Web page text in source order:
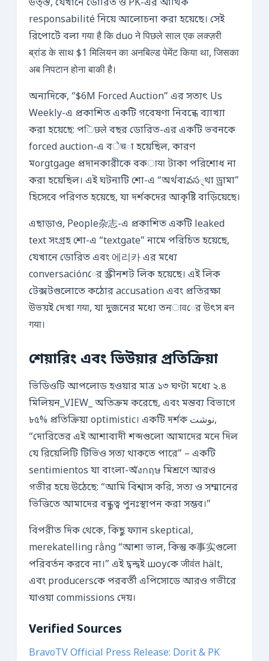
উত্স্ত, যেখানে ডোরিত ও PK-এর আর্থিক
responsabilité নিয়ে আলোচনা করা হয়েছে। সেই
রিপোর্টে বলা गया है कि duo ने पिछले साल एक लक्ज़री
ब्रांड के साथ $1 मिलियन का अनबिल्ड पेमेंट किया था, जिसका
अब निपटान होना बाकी है।
অন্যদিকে, “$6M Forced Auction” এর সত্যৎ Us
Weekly-এ প্রকাশিত একটি গবেষণা নিবন্ধে ব্যাখ্যা
করা হয়েছে: পिछले বছর ডোরিত-এর একটি ভবনকে
forced auction-এ বेचা হয়েছিল, কারণ
মorgtgage প্রদানকারীকে বকाया টাকা পরিশোধ না
করা হয়েছিল। এই ঘটনাটি শো-এ “অর্থব্যవస্থা ড্রামা”
হিসেবে পরিণত হয়েছে, যা দর্শকদের আকৃষ্টি বাড়িয়েছে।
এছাড়াও, People杂志-এ প্রকাশিত একটি leaked
text সংগ্রহ শো-এ “textgate” নামে পরিচিত হয়েছে,
যেখানে ডোরিত এবং 에리카 এর মধ্যে
conversaciónের স্ক্রীনশট লিক হয়েছে। এই লিক
টেক্সটগুলোতে কঠোর accusation এবং প্রতিরক্ষা
উভয়ই দেখা गया, যা দুজনের মধ্যে তনावের উৎস बन
गया।
শেয়ারিং এবং ভিউয়ার প্রতিক্রিয়া
ভিডিওটি আপলোড হওয়ার মাত্র ১৩ ঘণ্টা মধ্যে ২.৪
মিলিয়ন_VIEW_ অতিক্রম করেছে, এবং মন্তব্য বিভাগে
৮৫% প্রতিক্রিয়া optimistic। একটি দর্শক نوشت,
“দোরিতের এই আশাবাদী শব্দগুলো আমাদের মনে দিল
যে রিয়েলিটি টিভিও সত্য থাকতে পারে” – একটি
sentimientos যা বাংলা-অังกฤษ মিশ্রণে আরও
গভীর হয়ে উঠেছে: “আমি বিশ্বাস করি, সত্য ও সম্মানের
ভিত্তিতে আমাদের বন্ধুত্ব পুনঃস্থাপন করা সম্ভব।”
বিপরীত দিক থেকে, কিছু ফ্যান skeptical,
merekatelling rằng “আশা ভাল, কিন্তু ক事实গুলো
পরিবর্তন করবে না।” এই দ্বন্দ্বই шоуকে जीवंत hält,
এবং producersকে পরবর্তী এপিসোডে আরও গভীরে
যাওয়া commissions দেয়।
Verified Sources
BravoTV Official Press Release: Dorit & PK